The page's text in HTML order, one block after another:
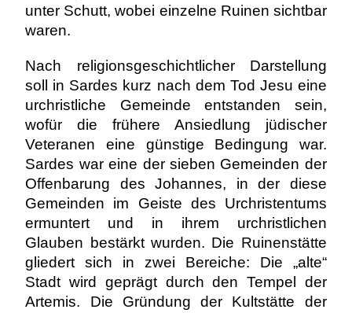
unter Schutt, wobei einzelne Ruinen sichtbar
waren.
Nach religionsgeschichtlicher Darstellung
soll in Sardes kurz nach dem Tod Jesu eine
urchristliche Gemeinde entstanden sein,
wofür die frühere Ansiedlung jüdischer
Veteranen eine günstige Bedingung war.
Sardes war eine der sieben Gemeinden der
Offenbarung des Johannes, in der diese
Gemeinden im Geiste des Urchristentums
ermuntert und in ihrem urchristlichen
Glauben bestärkt wurden. Die Ruinenstätte
gliedert sich in zwei Bereiche: Die „alte“
Stadt wird geprägt durch den Tempel der
Artemis. Die Gründung der Kultstätte der